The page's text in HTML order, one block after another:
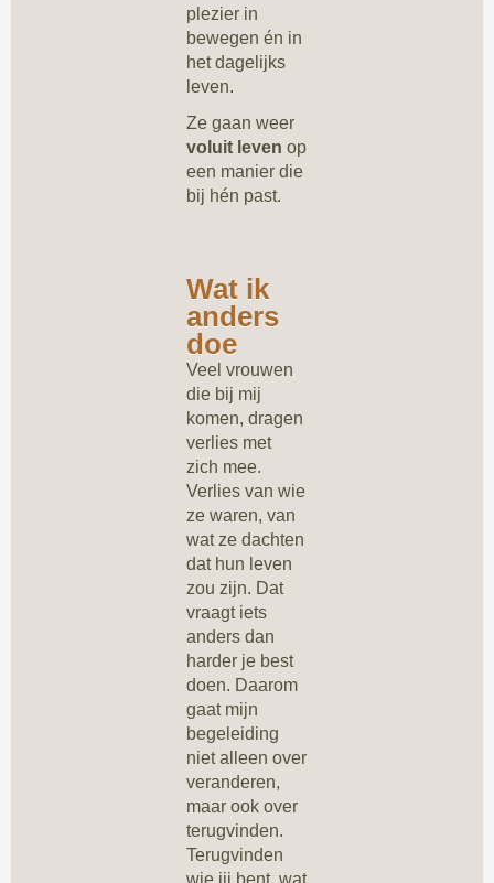
plezier in
bewegen én in
het dagelijks
leven.
Ze gaan weer
voluit leven op
een manier die
bij hén past.
Wat ik
anders
doe
Veel vrouwen
die bij mij
komen, dragen
verlies met
zich mee.
Verlies van wie
ze waren, van
wat ze dachten
dat hun leven
zou zijn. Dat
vraagt iets
anders dan
harder je best
doen. Daarom
gaat mijn
begeleiding
niet alleen over
veranderen,
maar ook over
terugvinden.
Terugvinden
wie jij bent, wat